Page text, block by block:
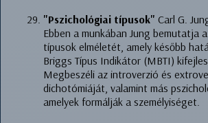
"Pszichológiai típusok" Carl G.
Ebben a munkában Jung bemutatja
típusok elméletét, amely később
Briggs Típus Indikátor (MBTI)
Megbeszéli az introverzió és
dichotómiáját, valamint más
amelyek formálják a személyiséget.